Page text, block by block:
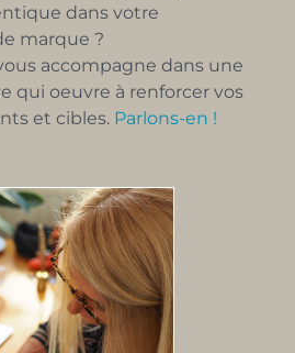
dans votre
marque ?
accompagne dans une
qui oeuvre à renforcer vos
et cibles. Parlons-en !